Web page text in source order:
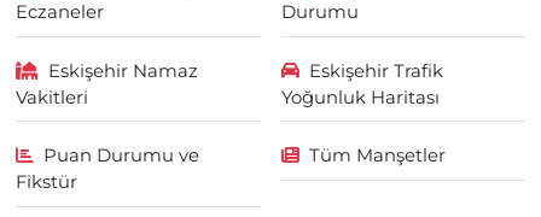
Eczaneler
Durumu
Eskişehir Namaz
Vakitleri
Eskişehir Trafik
Yoğunluk Haritası
Puan Durumu ve
Fikstür
Tüm Manşetler